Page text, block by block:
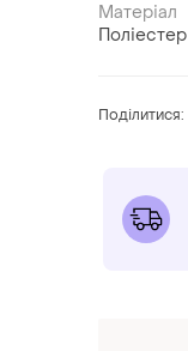
Матеріал
Поліестер
Поділитися: